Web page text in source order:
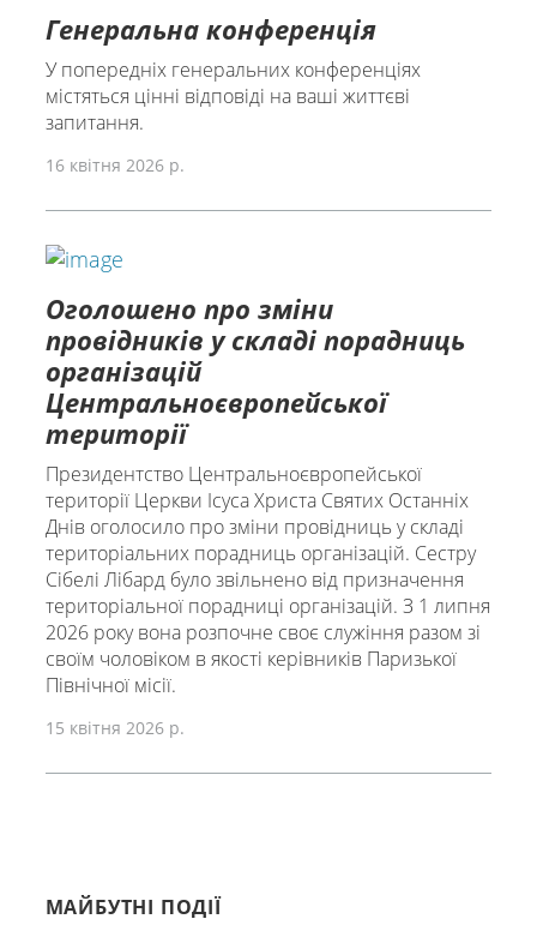
Генеральна конференція
У попередніх генеральних конференціях
містяться цінні відповіді на ваші життєві
запитання.
16 квітня 2026 р.
Оголошено про зміни
провідників у складі порадниць
організацій
Центральноєвропейської
території
Президентство Центральноєвропейської
території Церкви Ісуса Христа Святих Останніх
Днів оголосило про зміни провідниць у складі
територіальних порадниць організацій. Сестру
Сібелі Лібард було звільнено від призначення
територіальної порадниці організацій. З 1 липня
2026 року вона розпочне своє служіння разом зі
своїм чоловіком в якості керівників Паризької
Північної місії.
15 квітня 2026 р.
МАЙБУТНІ ПОДІЇ